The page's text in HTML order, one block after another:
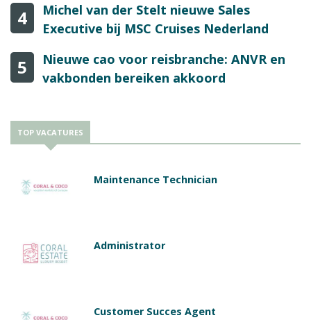
4
Michel van der Stelt nieuwe Sales
Executive bij MSC Cruises Nederland
5
Nieuwe cao voor reisbranche: ANVR en
vakbonden bereiken akkoord
TOP VACATURES
Maintenance Technician
Administrator
Customer Succes Agent